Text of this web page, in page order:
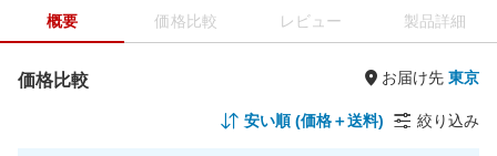
概要 価格比較 レビュー 製品詳細
価格比較 お届け先
安い順 (価格＋送料) 絞り込み